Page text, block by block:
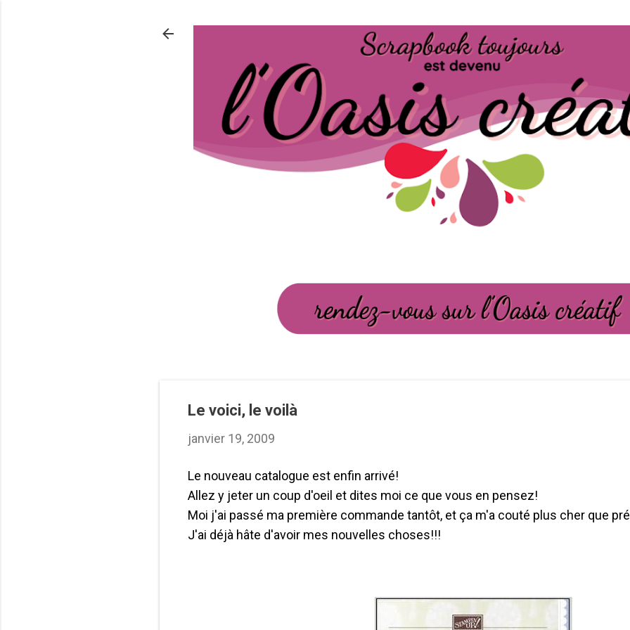
Le voici, le voilà
janvier 19, 2009
Le nouveau catalogue est enfin arrivé!
Allez y jeter un coup d'oeil et dites moi ce que vous en pensez!
Moi j'ai passé ma première commande tantôt, et ça m'a couté plus cher que
J'ai déjà hâte d'avoir mes nouvelles choses!!!